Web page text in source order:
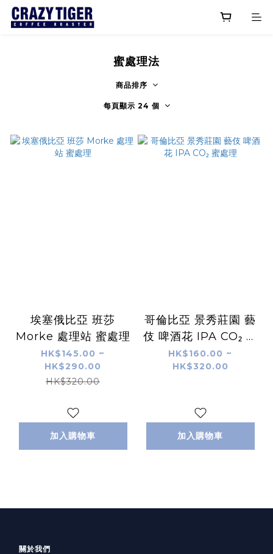
蜜處理法
商品排序
每頁顯示 24 個
埃塞俄比亞 班莎
Morke 處理站 蜜處理
HK$145.00 ~
HK$290.00
HK$320.00
加入購物車
哥倫比亞 景秀莊園 藝
伎 啤酒花 IPA CO₂ 蜜
處理
HK$160.00 ~
HK$320.00
加入購物車
關於我們